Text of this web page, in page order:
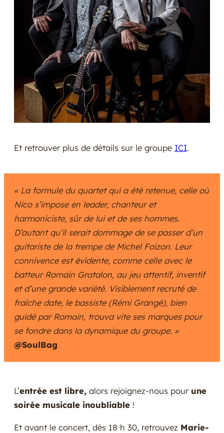
Et retrouver plus de détails sur le groupe ICI.
« La formule du quartet qui a été retenue, celle où
Nico s’impose en leader, chanteur et
harmoniciste, sûr de lui et de ses hommes.
D’autant qu’il serait dommage de se passer d’un
guitariste de la trempe de Michel Foizon. Leur
connivence est évidente, comme celle avec le
batteur Romain Gratalon, au jeu attentif, inventif
et d’une grande variété. Visiblement recruté de
fraîche date, le bassiste (Rémi Grangé), bien
guidé par Romain, trouva vite ses marques pour
se fondre dans la dynamique du groupe. »
@SoulBag
L’entrée est libre, alors rejoignez-nous pour une
soirée musicale inoubliable !
Et avant le concert, dès 18 h 30, retrouvez Marie-